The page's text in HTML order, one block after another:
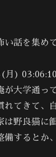
い話を集め
月)
大学通っ
てきて、
は野良猫に
備するとか